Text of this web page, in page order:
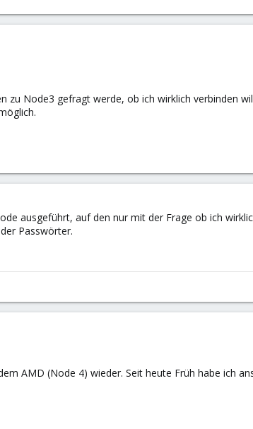
Node3 gefragt werde, ob ich wirklich verbinden
ausgeführt, auf den nur mit der Frage ob ich
Passwörter.
AMD (Node 4) wieder. Seit heute Früh habe ich